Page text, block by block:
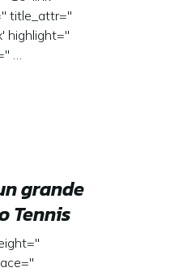
title_attr=''
highlight=''
…
grande
Tennis